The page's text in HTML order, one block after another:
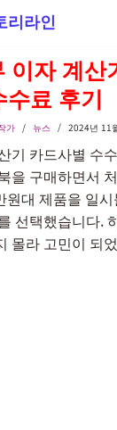
리라인
이자 계산
수료 후기
가 뉴스 2024년 11
기 카드사별 수
을 구매하면서
대 제품을 일
선택했습니다.
몰라 고민이 되